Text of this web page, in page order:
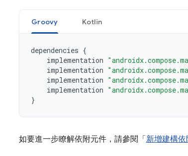
Groovy Kotlin
dependencies {
implementation
implementation
implementation
implementation
}
如要進一步瞭解依附元件，請參閱「 新增建構